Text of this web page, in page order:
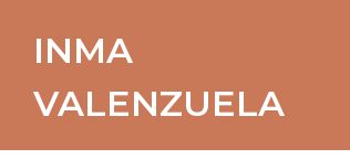
contenido
INMA
VALENZUELA